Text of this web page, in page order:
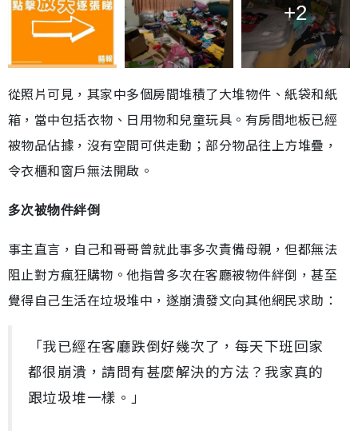
+2
從照片可見，其家中多個房間堆積了大堆物件、紙袋和紙
箱，當中包括衣物、日用物和兒童玩具。有房間地板已經
被物品佔據，沒有空間可供走動；部分物品往上方堆疊，
令衣櫃和窗戶無法開啟。
多次被物件絆倒
事主直言，自己和哥哥曾就此事多次責備母親，但都無法
阻止對方瘋狂購物。他指曾多次在客廳被物件絆倒，甚至
覺得自己生活在垃圾堆中，遂崩潰發文向其他網民求助：
「我已經在客廳跌倒好幾次了，每天下班回家
都很崩潰，請問有甚麼解決的方法？我家真的
跟垃圾堆一樣。」